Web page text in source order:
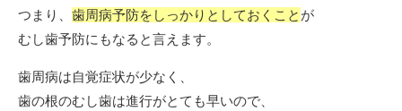
つまり、 歯周病予防をしっかりとしておくこと が
むし歯予防にもなると言えます。
歯周病は自覚症状が少なく、
歯の根のむし歯は進行がとても早いので、